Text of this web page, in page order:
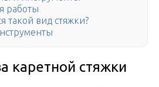
работы
такой вид стяжки?
каретной стяжки